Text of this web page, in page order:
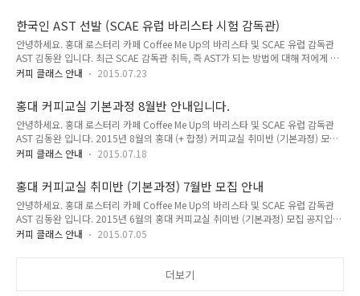
요반은 오전11시, 화요반은 저녁8시)혹시나 한 주 정도 휴가 등으로 빠져야 하면 다
른요일이나 그 다음달 반에 보강해드립니다. * 9월은 추석이 있는 관계로 26, 27일
수업은 자동으로 한 주 뒤로 밀립니다.* 10월초 연휴가 있는 주는 수강생들과 협의하
여 결정합니다.* 이번달 평일반은 화요반 모집입니다. (월요반은 당분간 없어요) 9월
12일 토요반-마감 (좌..
한국인 AST 선발 (SCAE 유럽 바리스타 시험 감독관)
안녕하세요. 홍대 로스터리 카페 Coffee Me Up의 바리스타 및 SCAE 유럽 감독관
AST 김동완 입니다. 최근 SCAE 감독관 취득, 즉 AST가 되는 방법에 대해 저에게 문
의해주시는 분이 많았습니다. (참고 2017년 1월7일 추가 : SCAE는 SCAA와의 통합
스타 자격증을 발급하게 되는 스페셜티 커피 협회로 거듭났습니다) 왜냐면 얼마전부
터 한국인 SCAE 유럽 감독관을 뽑지 않았기 때문이죠. (중국인 AST도 뽑지 않았습
니다.)사실 이유는 공식적으로 밝히지는 않았지만 일단 한국인 바리스타 감독관이 너
무 많기도 했고또 일부 실력이 미달인 바리스타 감독관이 많이 나오기도 했었고, 또
자격증 발급을 위한 감독관이 ..
커피 클래스 안내 2015.07.23
홍대 커피교실 기본과정 8월반 안내입니다.
안녕하세요. 홍대 로스터리 카페 Coffee Me Up의 바리스타 및 SCAE 유럽 감독관
AST 김동완 입니다. 2015년 8월의 홍대 (+ 합정) 커피교실 취미반 (기본과정) 모집
공지입니다.남아있는 날짜 보시고, 신청하시고 싶은 요일과 날짜를 선택하여 메일 주
반은 오전11시, 월요반은 저녁8시)혹시나 한 주 정도 휴가 등으로 빠져야 하면 다른
요일이나 그 다음달 반에 보강해드립니다. 8월08일 토요반-마감8월09일 일요반-마
감8월10일 월요반-마감 그 외 SCAE 유럽 바리스타 자격증 및 전문반은 1:1 수업이
라 상시 지원 가능합니다다만 제가 거의 스케줄이 꽉 차 있는 상태라 빠르게 예약하
셔야 수강이 가능할거예요 ㅠㅠ..
커피 클래스 안내 2015.07.18
홍대 커피교실 취미반 (기본과정) 7월반 모집 안내
안녕하세요. 홍대 로스터리 카페 Coffee Me Up의 바리스타 및 SCAE 유럽 감독관
AST 김동완 입니다. 2015년 6월의 홍대 커피교실 취미반 (기본과정) 모집 공지입니
다.남아있는 날짜 보시고, 신청하시고 싶은 요일과 날짜를 선택하여 메일 주시고 입
13일 월요반-마감 그 외 SCAE 유럽 바리스타 자격증 및 전문반은 1:1 수업이라 상시
커피 클래스 안내 2015.07.05
더보기